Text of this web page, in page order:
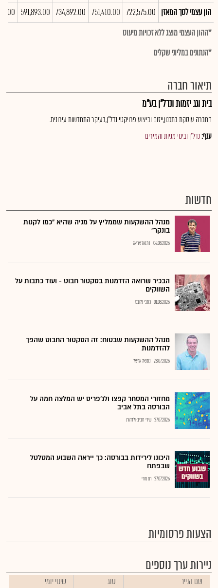
הון עצמי לסך המאזן 722,575.00
751,410.00
734,892.00
591,893.00
*ההון העצמי מוצג ללא זכויות מיעוט
*הנתונים במליוני שקלים
תיאור חברה
בית וגג יזמות ונדל"ן בע"מ
החברה עוסקת בתכנון,ייזום וביצוע פרויקטי נדל"ן,בעיקר התחדשות עירונית.
ענף:נדל"ן ובינוי מניות והמירים
חדשות
מנהל ההשקעות שממליץ על מניה שהיא "כמו לקנות
בונקר"
04.08.2026 נתנאל אריאל
הבכיר שרואה הזדמנות בסקטור חבוט - ועוד כתבות על
השווקים
01.08.2026 כתבי גלובס
מנהל ההשקעות שבטוח: זה הסקטור החבוט שהפך
להזדמנות
28.07.2026 נתנאל אריאל
מחזורי המסחר קפצו ולג'פריס יש המלצה חמה על
הבורסה בתל אביב
27.07.2026 שירי חביב-ולדהורן
היכונו לירידות בבורסה: כך ייראה השבוע המטלטל
שבפתח
27.07.2026 רם מורי
הצעות פרסומיות
ניירות ערך נוספים
שם הנייר סוג
שינוי יומי